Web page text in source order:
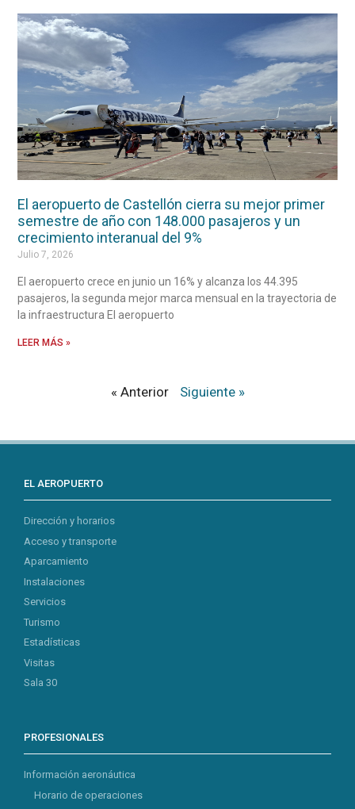
El aeropuerto de Castellón cierra su mejor primer
semestre de año con 148.000 pasajeros y un
crecimiento interanual del 9%
Julio 7, 2026
El aeropuerto crece en junio un 16% y alcanza los 44.395
pasajeros, la segunda mejor marca mensual en la trayectoria de
la infraestructura El aeropuerto
LEER MÁS »
« Anterior Siguiente »
EL AEROPUERTO
Dirección y horarios
Acceso y transporte
Aparcamiento
Instalaciones
Servicios
Turismo
Estadísticas
Visitas
Sala 30
PROFESIONALES
Información aeronáutica
Horario de operaciones